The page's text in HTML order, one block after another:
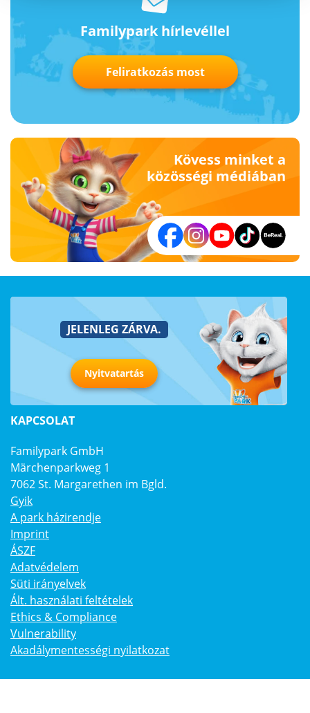
Familypark hírlevéllel
Feliratkozás most
Kövess minket a
közösségi médiában
JELENLEG ZÁRVA.
Nyitvatartás
KAPCSOLAT
Familypark GmbH
Märchenparkweg 1
7062 St. Margarethen im Bgld.
Gyik
A park házirendje
Imprint
ÁSZF
Adatvédelem
Süti irányelvek
Ált. használati feltételek
Ethics & Compliance
Vulnerability
Akadálymentességi nyilatkozat